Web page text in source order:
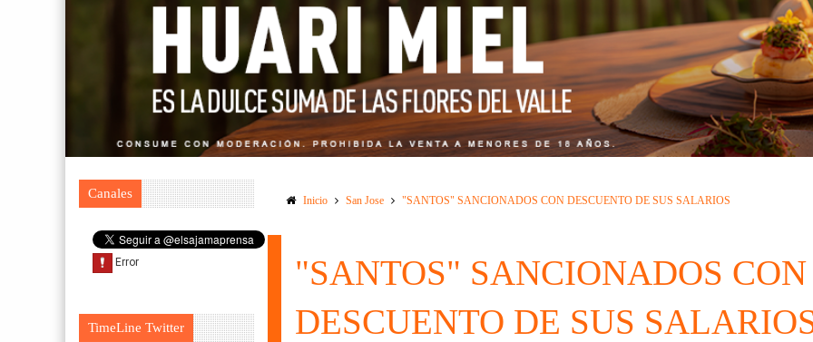
Canales
TimeLine Twitter
Inicio San Jose "SANTOS" SANCIONADOS CON DESCUENTO DE SUS SALARIOS
"SANTOS" SANCIONADOS CON
DESCUENTO DE SUS